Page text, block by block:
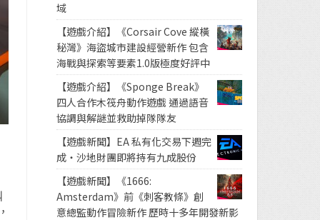
域
【遊戲介紹】《Corsair Cove 縱橫
秘灣》海盜城市建設經營新作 包含
海戰與探索等要素1.0版極度好評中
【遊戲介紹】《Sponge Break》
四人合作木筏舟動作遊戲 通過語音
協調與解謎並救助掉隊隊友
【遊戲新聞】EA 私有化交易下週完
成・沙地財團即將持有九成股份
【遊戲新聞】《1666:
Amsterdam》前《刺客教條》創
意總監動作冒險新作 歷時十多年開發新影